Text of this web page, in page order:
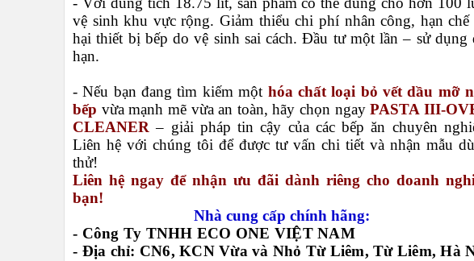
vệ sinh khu vực rộng. Giảm thiểu chi phí nhân công, hạn chế
hại thiết bị bếp do vệ sinh sai cách. Đầu tư một lần – sử dụng
hạn.
- Nếu bạn đang tìm kiếm một hóa chất loại bỏ vết dầu mỡ
bếp vừa mạnh mẽ vừa an toàn, hãy chọn ngay PASTA III-
CLEANER – giải pháp tin cậy của các bếp ăn chuyên
Liên hệ với chúng tôi để được tư vấn chi tiết và nhận mẫu
thử!
Liên hệ ngay để nhận ưu đãi dành riêng cho doanh
bạn!
Nhà cung cấp chính hãng:
- Công Ty TNHH ECO ONE VIỆT NAM
- Địa chỉ: CN6, KCN Vừa và Nhỏ Từ Liêm, Từ Liêm, Hà